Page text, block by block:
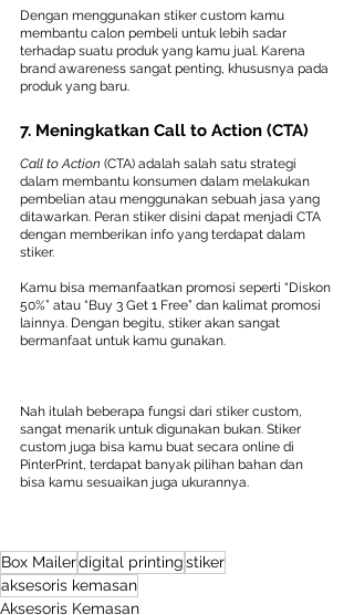
Dengan menggunakan stiker custom kamu
membantu calon pembeli untuk lebih sadar
terhadap suatu produk yang kamu jual. Karena
brand awareness sangat penting, khususnya pada
produk yang baru.
7. Meningkatkan Call to Action (CTA)
Call to Action (CTA) adalah salah satu strategi
dalam membantu konsumen dalam melakukan
pembelian atau menggunakan sebuah jasa yang
ditawarkan. Peran stiker disini dapat menjadi CTA
dengan memberikan info yang terdapat dalam
stiker.
Kamu bisa memanfaatkan promosi seperti “Diskon
50%” atau “Buy 3 Get 1 Free” dan kalimat promosi
lainnya. Dengan begitu, stiker akan sangat
bermanfaat untuk kamu gunakan.
Nah itulah beberapa fungsi dari stiker custom,
sangat menarik untuk digunakan bukan. Stiker
custom juga bisa kamu buat secara online di
PinterPrint, terdapat banyak pilihan bahan dan
bisa kamu sesuaikan juga ukurannya.
Box Mailerdigital printingstiker
aksesoris kemasan
Aksesoris Kemasan